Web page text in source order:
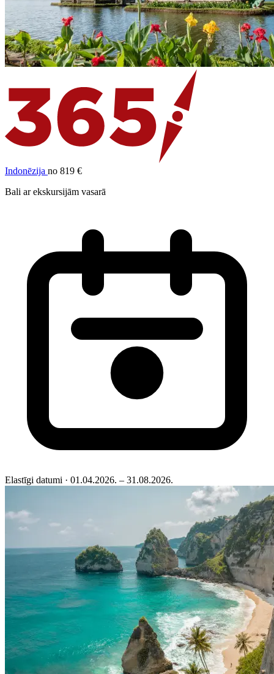
Indonēzija no 819 €
Bali ar ekskursijām vasarā
Elastīgi datumi · 01.04.2026. – 31.08.2026.